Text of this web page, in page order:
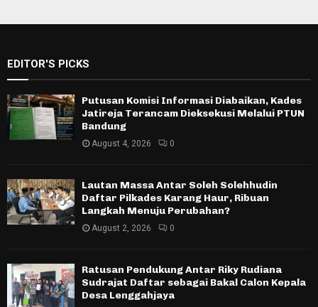
EDITOR'S PICKS
Putusan Komisi Informasi Diabaikan, Kades
Jatireja Terancam Dieksekusi Melalui PTUN
Bandung
August 4, 2026 0
Lautan Massa Antar Soleh Solehhudin
Daftar Pilkades Karang Haur, Ribuan
Langkah Menuju Perubahan?
August 2, 2026 0
Ratusan Pendukung Antar Riky Rudiana
Sudrajat Daftar sebagai Bakal Calon Kepala
Desa Lenggahjaya